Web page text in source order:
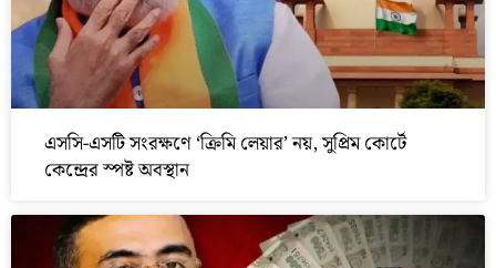
এসসি-এসটি সংরক্ষণে ‘ক্রিমি লেয়ার’ নয়, সুপ্রিম কোর্টে
কেন্দ্রের স্পষ্ট অবস্থান